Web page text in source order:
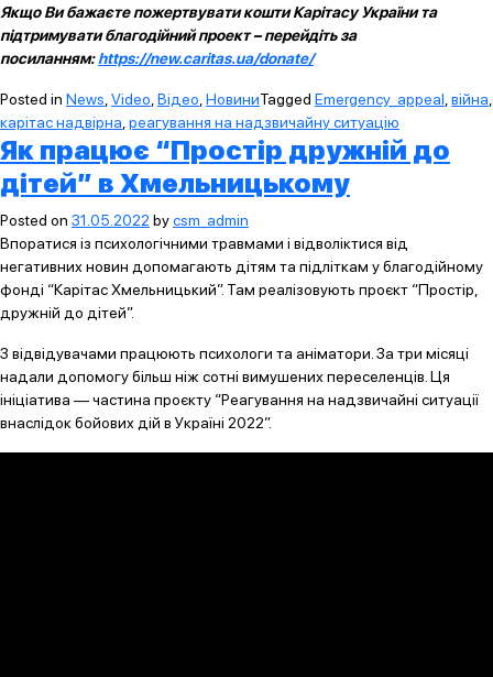
Якщо Ви бажаєте пожертвувати кошти Карітасу України та
підтримувати благодійний проект – перейдіть за
посиланням:https://new.caritas.ua/donate/
Posted in News Video Відео НовиниTagged Emergency_appeal війна
карітас надвірна реагування на надзвичайну ситуацію
Як працює “Простір дружній до
дітей” в Хмельницькому
Posted on 31.05.2022 bycsm_admin
Впоратися із психологічними травмами і відволіктися від
негативних новин допомагають дітям та підліткам у благодійному
фонді “Карітас Хмельницький”. Там реалізовують проєкт “Простір,
дружній до дітей”.
З відвідувачами працюють психологи та аніматори. За три місяці
надали допомогу більш ніж сотні вимушених переселенців. Ця
ініціатива — частина проєкту “Реагування на надзвичайні ситуації
внаслідок бойових дій в Україні 2022”.